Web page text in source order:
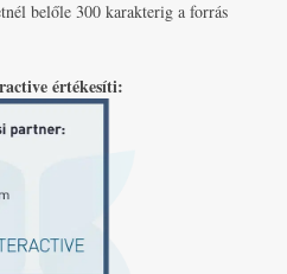
belőle 300 karakterig a forrás
értékesíti: